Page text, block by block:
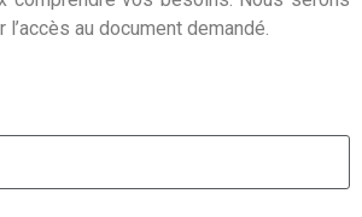
au document demandé.